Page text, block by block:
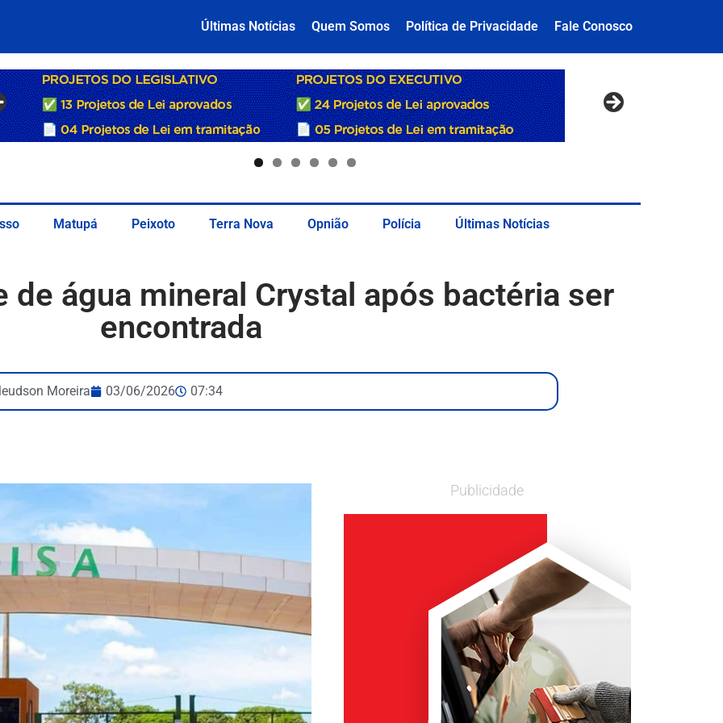
Últimas Notícias Quem Somos Política de Privacidade Fale Conosco
Matupá Peixoto Terra Nova Opnião Polícia Últimas Notícias
de água mineral Crystal após bactéria ser
encontrada
Moreira 03/06/2026 07:34
Publicidade